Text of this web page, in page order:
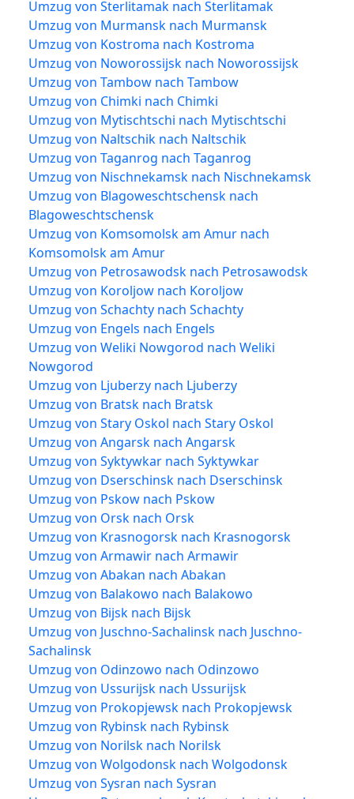
Umzug von Sterlitamak nach Sterlitamak
Umzug von Murmansk nach Murmansk
Umzug von Kostroma nach Kostroma
Umzug von Noworossijsk nach Noworossijsk
Umzug von Tambow nach Tambow
Umzug von Chimki nach Chimki
Umzug von Mytischtschi nach Mytischtschi
Umzug von Naltschik nach Naltschik
Umzug von Taganrog nach Taganrog
Umzug von Nischnekamsk nach Nischnekamsk
Umzug von Blagoweschtschensk nach
Blagoweschtschensk
Umzug von Komsomolsk am Amur nach
Komsomolsk am Amur
Umzug von Petrosawodsk nach Petrosawodsk
Umzug von Koroljow nach Koroljow
Umzug von Schachty nach Schachty
Umzug von Engels nach Engels
Umzug von Weliki Nowgorod nach Weliki
Nowgorod
Umzug von Ljuberzy nach Ljuberzy
Umzug von Bratsk nach Bratsk
Umzug von Stary Oskol nach Stary Oskol
Umzug von Angarsk nach Angarsk
Umzug von Syktywkar nach Syktywkar
Umzug von Dserschinsk nach Dserschinsk
Umzug von Pskow nach Pskow
Umzug von Orsk nach Orsk
Umzug von Krasnogorsk nach Krasnogorsk
Umzug von Armawir nach Armawir
Umzug von Abakan nach Abakan
Umzug von Balakowo nach Balakowo
Umzug von Bijsk nach Bijsk
Umzug von Juschno-Sachalinsk nach Juschno-
Sachalinsk
Umzug von Odinzowo nach Odinzowo
Umzug von Ussurijsk nach Ussurijsk
Umzug von Prokopjewsk nach Prokopjewsk
Umzug von Rybinsk nach Rybinsk
Umzug von Norilsk nach Norilsk
Umzug von Wolgodonsk nach Wolgodonsk
Umzug von Sysran nach Sysran